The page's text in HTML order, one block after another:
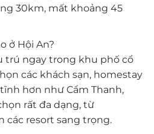
30km, mất khoảng 45
ở Hội An?
trú ngay trong khu phố cổ
các khách sạn, homestay
hơn như Cẩm Thanh,
rất đa dạng, từ
các resort sang trọng.